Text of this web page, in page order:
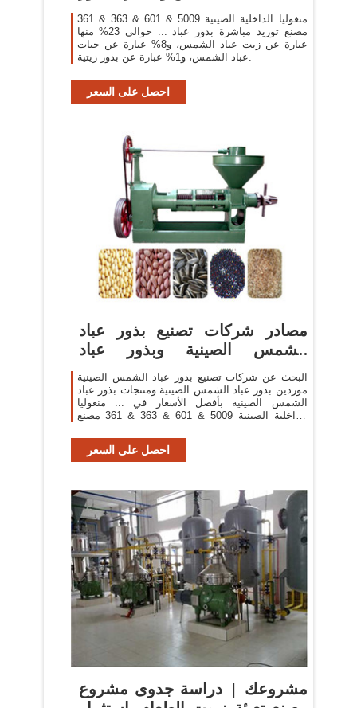
منغوليا الداخلية الصينية 5009 & 601 & 363 & 361
مصنع توريد مباشرة بذور عباد ... حوالي 23% منها
عبارة عن زيت عباد الشمس، و8% عبارة عن حبات
عباد الشمس، و1% عبارة عن بذور زيتية.
احصل على السعر
مصادر شركات تصنيع بذور عباد
الشمس الصينية وبذور عباد
الشمس ...
البحث عن شركات تصنيع بذور عباد الشمس الصينية
موردين بذور عباد الشمس الصينية ومنتجات بذور عباد
الشمس الصينية بأفضل الأسعار في ... منغوليا
الداخلية الصينية 5009 & 601 & 363 & 361 مصنع
احصل على السعر
مشروعك | دراسة جدوى مشروع